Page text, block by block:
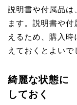
説明書や付属品は
ます。説明書や
えるため、購入
えておくとよいで
綺麗な状態に
しておく